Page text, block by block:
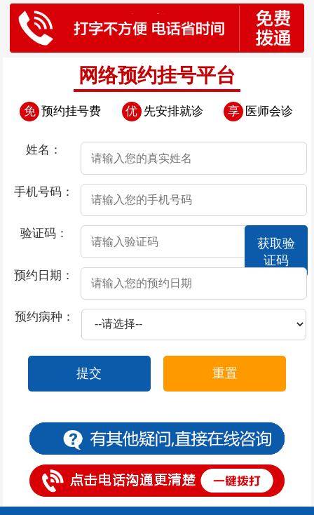
前列腺炎的病状原因是什么 2026-07-23
得了早泄疾病后还能治疗吗 2026-07-23
调理早泄有妙招
夫妻性生活时间短的因素有哪些呢
哪些情况属于早泄 2026-07-23
几个生活小细节帮你远离早泄 2026-07-23
前列腺炎的早期症状有哪些
前列腺炎的感染原因
慢性损伤如何导致阳痿 2026-07-17
哪些因素导致了器质性阳痿 2026-07-17
哪些不良习惯会引起阳痿 2026-07-17
过度饮酒为什么会导致阳痿 2026-07-17
男人患上阳痿会引起什么危害 2026-07-17
前列腺炎的导致原因
前列腺炎的原因有什么 2026-07-14
前列腺炎的原因中医 2026-07-11
包茎手术后注意什么 2026-07-10
包茎不治会有哪些后果呢 2026-07-10
网络预约挂号平台
免 预约挂号费 优 先安排就诊 享 医师会诊
姓名：
手机号码：
验证码：
获取验
证码
预约日期：
预约病种：
提交 重置